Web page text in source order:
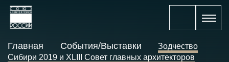
Главная События/Выставки
Зодчество
Сибири 2019 и XLIII Совет главных архитекторов